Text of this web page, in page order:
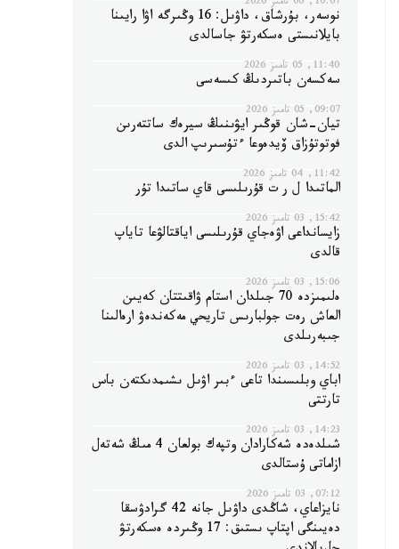
نوسەر، بۇرشاق، داۋىل: 16 وڭىرگە اۋا رايىنا
بايلانىستى ەسكەرتۋ جاسالدى
11:40, 05 تامىز 2026
سەكسەن باتىردىڭ كىسەسى
09:07, 05 تامىز 2026
تيان-شان قوڭىر ايۋىنىڭ سيرەك ساتتەرىن
فوتوتۇزاق ۆيدەوعا ءتۇسىرىپ الدى
11:42, 04 تامىز 2026
الماتىدا ل ر ت قۇرىلىسى قاي ساتىدا تۇر
15:42, 03 تامىز 2026
زايسانداعى اۋەجاي قۇرىلىسى اياقتالۋعا تاياپ
قالدى
15:06, 03 تامىز 2026
ەلىمىزدە 70 جىلدان استام ۋاقىتتان كەيىن
العاش رەت جولبارىس تاريحي مەكەندەۋ ارەالىنا
جىبەرىلدى
14:52, 03 تامىز 2026
اباي وبلىسىندا تاعى ءبىر اۋىل ىشىمدىكتەن باس
تارتتى
14:23, 03 تامىز 2026
شىلدەدە شەكارادان وتپەك بولعان 4 مىڭ شەتەل
ازاماتى ۇستالدى
07:12, 03 تامىز 2026
نايزاعاي، شاڭدى داۋىل جانە 42 گرادۋسقا
دەيىنگى اپتاپ ىستىق: 17 وڭىردە ەسكەرتۋ